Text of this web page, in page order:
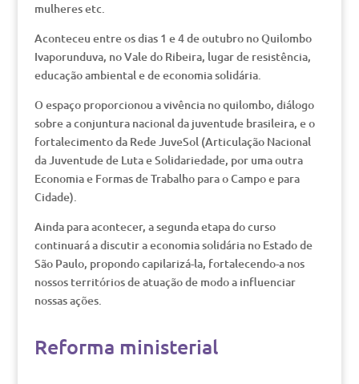
mulheres etc.
Aconteceu entre os dias 1 e 4 de outubro no Quilombo
Ivaporunduva, no Vale do Ribeira, lugar de resistência,
educação ambiental e de economia solidária.
O espaço proporcionou a vivência no quilombo, diálogo
sobre a conjuntura nacional da juventude brasileira, e o
fortalecimento da Rede JuveSol (Articulação Nacional
da Juventude de Luta e Solidariedade, por uma outra
Economia e Formas de Trabalho para o Campo e para
Cidade).
Ainda para acontecer, a segunda etapa do curso
continuará a discutir a economia solidária no Estado de
São Paulo, propondo capilarizá-la, fortalecendo-a nos
nossos territórios de atuação de modo a influenciar
nossas ações.
Reforma ministerial